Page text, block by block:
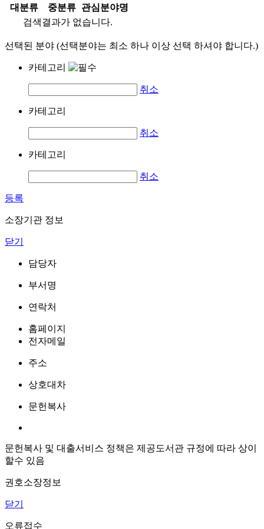
대분류
중분류
관심분야명
검색결과가 없습니다.
선택된 분야 (선택분야는 최소 하나 이상 선택 하셔야 합니다.)
카테고리
취소
카테고리
취소
카테고리
취소
등록
소장기관 정보
닫기
담당자
부서명
연락처
홈페이지
전자메일
주소
상호대차
문헌복사
문헌복사 및 대출서비스 정책은 제공도서관 규정에 따라 상이
할수 있음
권호소장정보
닫기
오류접수